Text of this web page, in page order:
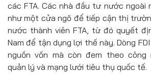
các FTA. Các nhà đầu tư nước ngoài
như một cửa ngõ để tiếp cận thị
nước thành viên FTA, từ đó quyết
Nam để tận dụng lợi thế này. Dòng
nguồn vốn mà còn đem theo công
quản lý và mạng lưới tiêu thụ quốc tế.